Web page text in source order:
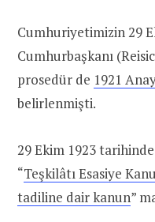
Cumhuriyetimizin 29
Cumhurbaşkanı
prosedür de 1921
belirlenmişti.
29 Ekim 1923
“Teşkilâtı Esasiye
tadiline dair kanun”